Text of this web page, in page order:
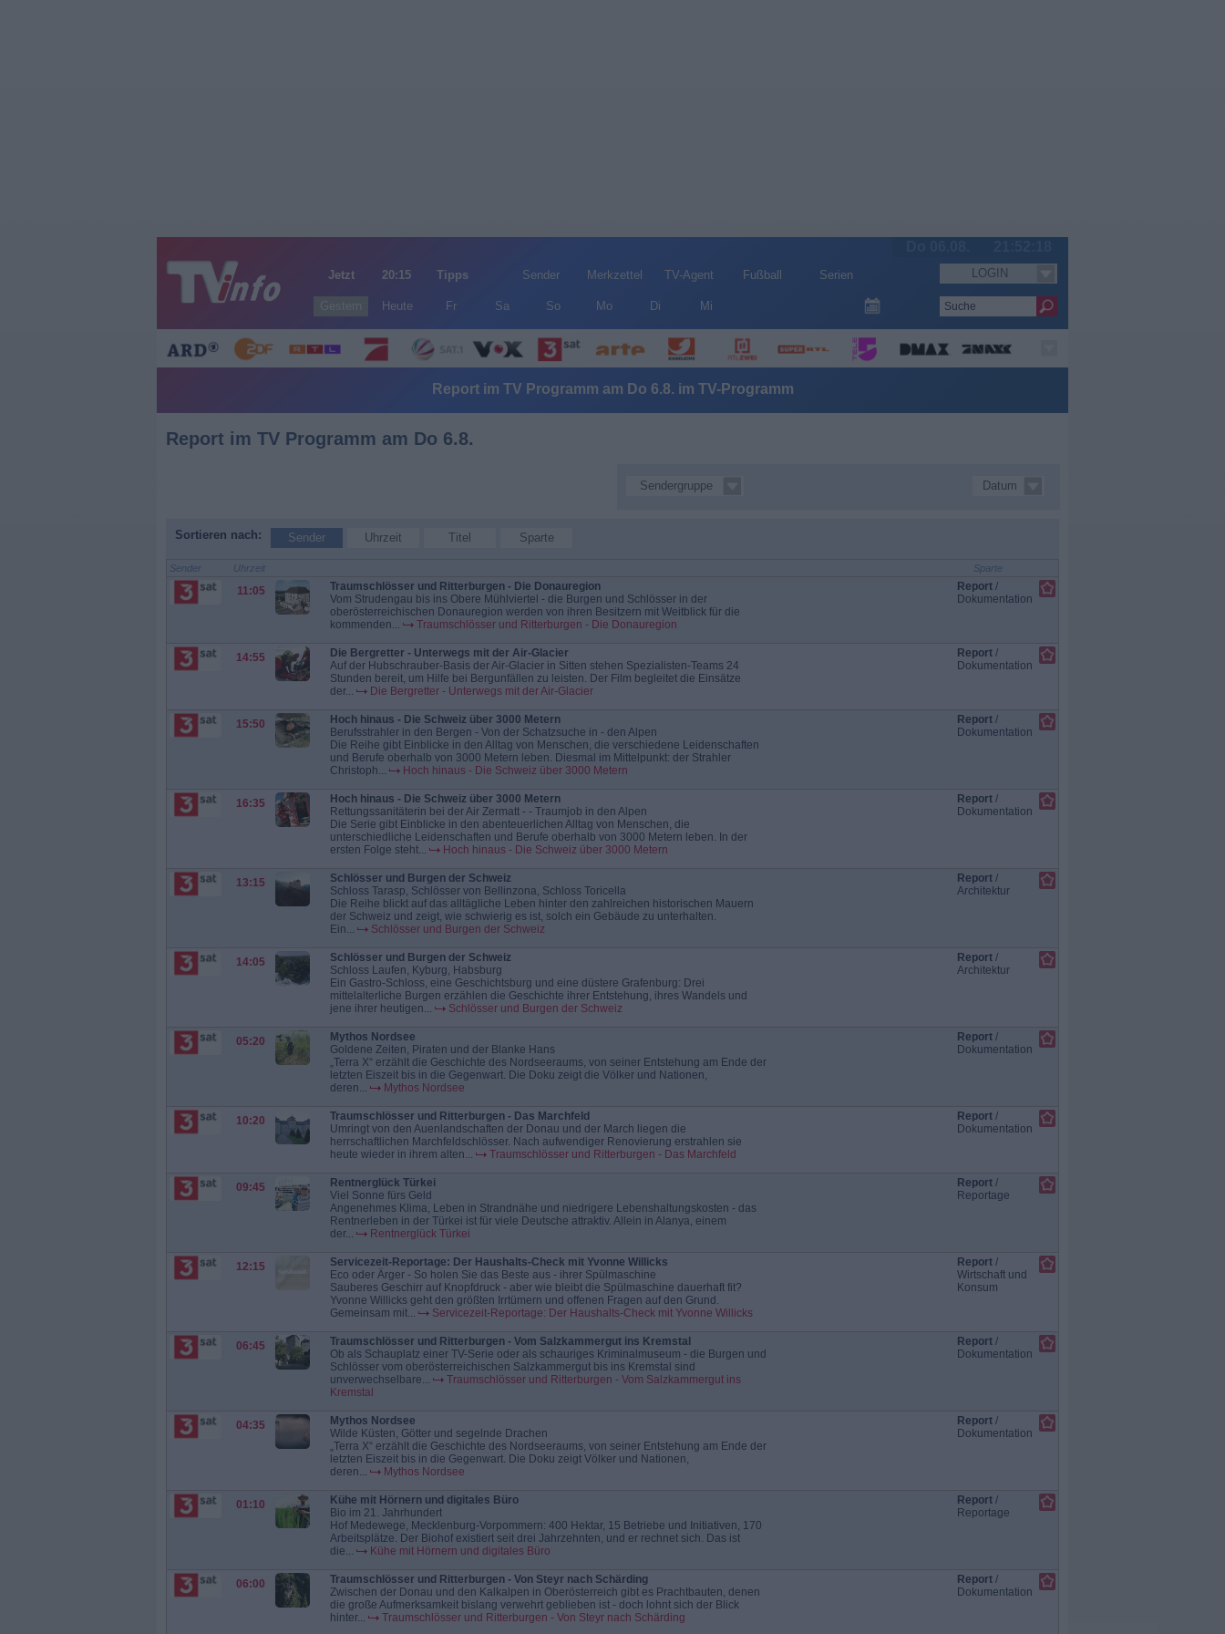
Jetzt 20:15 Tipps Sender Merkzettel TV-Agent Fußball Serien
Heute Fr Sa So Mo Di Mi
LOGIN
Report im TV Programm am Do 6.8. im TV-Programm
Report im TV Programm am Do 6.8.
Sendergruppe Datum
Sortieren nach: Sender Uhrzeit Titel Sparte
Sender Uhrzeit Sparte
11:05
Traumschlösser und Ritterburgen - Die Donauregion
Vom Strudengau bis ins Obere Mühlviertel - die Burgen und Schlösser in der
oberösterreichischen Donauregion werden von ihren Besitzern mit Weitblick für die
kommenden...
Traumschlösser und Ritterburgen - Die Donauregion
Report /
Dokumentation
14:55
Die Bergretter - Unterwegs mit der Air-Glacier
Auf der Hubschrauber-Basis der Air-Glacier in Sitten stehen Spezialisten-Teams 24
Stunden bereit, um Hilfe bei Bergunfällen zu leisten. Der Film begleitet die Einsätze
der...
Die Bergretter - Unterwegs mit der Air-Glacier
Report /
Dokumentation
15:50
Hoch hinaus - Die Schweiz über 3000 Metern
Berufsstrahler in den Bergen - Von der Schatzsuche in - den Alpen
Die Reihe gibt Einblicke in den Alltag von Menschen, die verschiedene Leidenschaften
und Berufe oberhalb von 3000 Metern leben. Diesmal im Mittelpunkt: der Strahler
Christoph...
Hoch hinaus - Die Schweiz über 3000 Metern
Report /
Dokumentation
16:35
Hoch hinaus - Die Schweiz über 3000 Metern
Rettungssanitäterin bei der Air Zermatt - - Traumjob in den Alpen
Die Serie gibt Einblicke in den abenteuerlichen Alltag von Menschen, die
unterschiedliche Leidenschaften und Berufe oberhalb von 3000 Metern leben. In der
ersten Folge steht...
Hoch hinaus - Die Schweiz über 3000 Metern
Report /
Dokumentation
13:15
Schlösser und Burgen der Schweiz
Schloss Tarasp, Schlösser von Bellinzona, Schloss Toricella
Die Reihe blickt auf das alltägliche Leben hinter den zahlreichen historischen Mauern
der Schweiz und zeigt, wie schwierig es ist, solch ein Gebäude zu unterhalten.
Ein...
Schlösser und Burgen der Schweiz
Report /
Architektur
14:05
Schlösser und Burgen der Schweiz
Schloss Laufen, Kyburg, Habsburg
Ein Gastro-Schloss, eine Geschichtsburg und eine düstere Grafenburg: Drei
mittelalterliche Burgen erzählen die Geschichte ihrer Entstehung, ihres Wandels und
jene ihrer heutigen...
Schlösser und Burgen der Schweiz
Report /
Architektur
05:20
Mythos Nordsee
Goldene Zeiten, Piraten und der Blanke Hans
„Terra X“ erzählt die Geschichte des Nordseeraums, von seiner Entstehung am Ende der
letzten Eiszeit bis in die Gegenwart. Die Doku zeigt die Völker und Nationen,
deren...
Mythos Nordsee
Report /
Dokumentation
10:20
Traumschlösser und Ritterburgen - Das Marchfeld
Umringt von den Auenlandschaften der Donau und der March liegen die
herrschaftlichen Marchfeldschlösser. Nach aufwendiger Renovierung erstrahlen sie
heute wieder in ihrem alten...
Traumschlösser und Ritterburgen - Das Marchfeld
Report /
Dokumentation
09:45
Rentnerglück Türkei
Viel Sonne fürs Geld
Angenehmes Klima, Leben in Strandnähe und niedrigere Lebenshaltungskosten - das
Rentnerleben in der Türkei ist für viele Deutsche attraktiv. Allein in Alanya, einem
der...
Rentnerglück Türkei
Report /
Reportage
12:15
Servicezeit-Reportage: Der Haushalts-Check mit Yvonne Willicks
Eco oder Ärger - So holen Sie das Beste aus - ihrer Spülmaschine
Sauberes Geschirr auf Knopfdruck - aber wie bleibt die Spülmaschine dauerhaft fit?
Yvonne Willicks geht den größten Irrtümern und offenen Fragen auf den Grund.
Gemeinsam mit...
Servicezeit-Reportage: Der Haushalts-Check mit Yvonne Willicks
Report /
Wirtschaft und
Konsum
06:45
Traumschlösser und Ritterburgen - Vom Salzkammergut ins Kremstal
Ob als Schauplatz einer TV-Serie oder als schauriges Kriminalmuseum - die Burgen und
Schlösser vom oberösterreichischen Salzkammergut bis ins Kremstal sind
unverwechselbare...
Traumschlösser und Ritterburgen - Vom Salzkammergut ins
Kremstal
Report /
Dokumentation
04:35
Mythos Nordsee
Wilde Küsten, Götter und segelnde Drachen
„Terra X“ erzählt die Geschichte des Nordseeraums, von seiner Entstehung am Ende der
letzten Eiszeit bis in die Gegenwart. Die Doku zeigt Völker und Nationen,
deren...
Mythos Nordsee
Report /
Dokumentation
01:10
Kühe mit Hörnern und digitales Büro
Bio im 21. Jahrhundert
Hof Medewege, Mecklenburg-Vorpommern: 400 Hektar, 15 Betriebe und Initiativen, 170
Arbeitsplätze. Der Biohof existiert seit drei Jahrzehnten, und er rechnet sich. Das ist
die...
Kühe mit Hörnern und digitales Büro
Report /
Reportage
06:00
Traumschlösser und Ritterburgen - Von Steyr nach Schärding
Zwischen der Donau und den Kalkalpen in Oberösterreich gibt es Prachtbauten, denen
die große Aufmerksamkeit bislang verwehrt geblieben ist - doch lohnt sich der Blick
hinter...
Traumschlösser und Ritterburgen - Von Steyr nach Schärding
Report /
Dokumentation